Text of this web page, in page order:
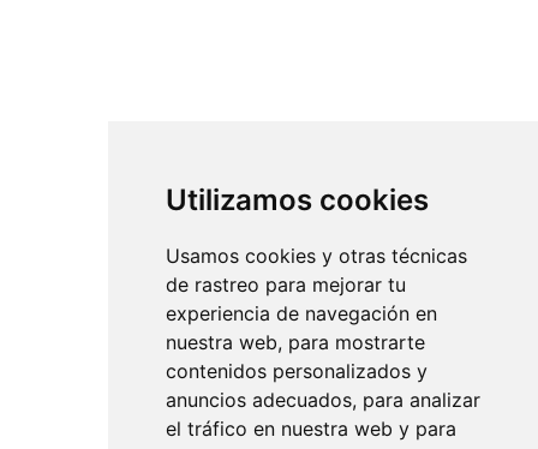
Utilizamos cookies
Usamos cookies y otras técnicas
de rastreo para mejorar tu
experiencia de navegación en
nuestra web, para mostrarte
contenidos personalizados y
anuncios adecuados, para analizar
el tráfico en nuestra web y para